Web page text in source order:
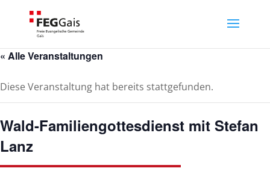
« Alle Veranstaltungen
Diese Veranstaltung hat bereits stattgefunden.
Wald-Familiengottesdienst mit Stefan
Lanz